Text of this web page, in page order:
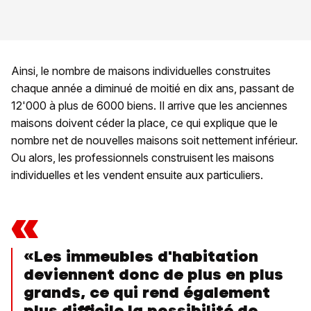
Ainsi, le nombre de maisons individuelles construites
chaque année a diminué de moitié en dix ans, passant de
12'000 à plus de 6000 biens. Il arrive que les anciennes
maisons doivent céder la place, ce qui explique que le
nombre net de nouvelles maisons soit nettement inférieur.
Ou alors, les professionnels construisent les maisons
individuelles et les vendent ensuite aux particuliers.
«
«Les immeubles d'habitation
deviennent donc de plus en plus
grands, ce qui rend également